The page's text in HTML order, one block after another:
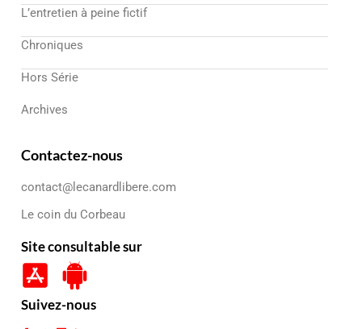
L’entretien à peine fictif
Chroniques
Hors Série
Archives
Contactez-nous
contact@lecanardlibere.com
Le coin du Corbeau
Site consultable sur
Suivez-nous